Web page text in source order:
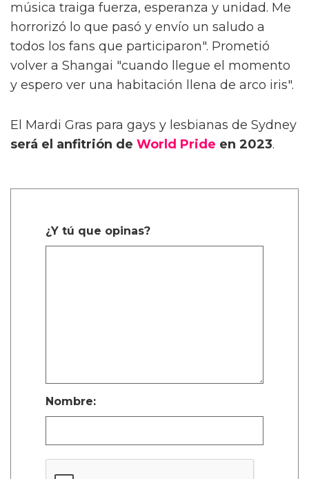
música traiga fuerza, esperanza y unidad. Me
horrorizó lo que pasó y envío un saludo a
todos los fans que participaron". Prometió
volver a Shangai "cuando llegue el momento
y espero ver una habitación llena de arco iris".
El Mardi Gras para gays y lesbianas de Sydney
será el anfitrión de World Pride en 2023.
¿Y tú que opinas?
Nombre: